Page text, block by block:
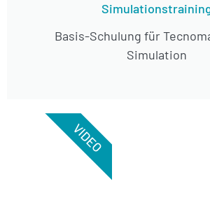
Basis-Schulung für
Simulation
VIDEO